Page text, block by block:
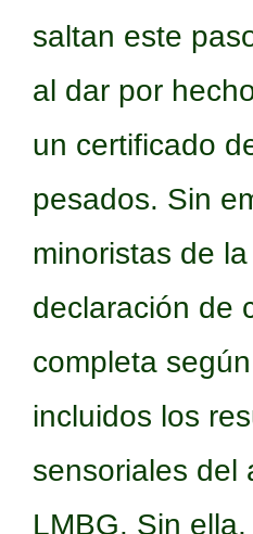
saltan este
al dar por
un certificado
pesados. Sin
minoristas de
declaración de
completa
incluidos los
sensoriales del
LMBG. Sin